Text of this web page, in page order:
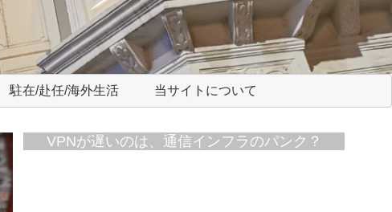
駐在/赴任/海外生活 当サイトについて
VPNが遅いのは、通信インフラのパンク？